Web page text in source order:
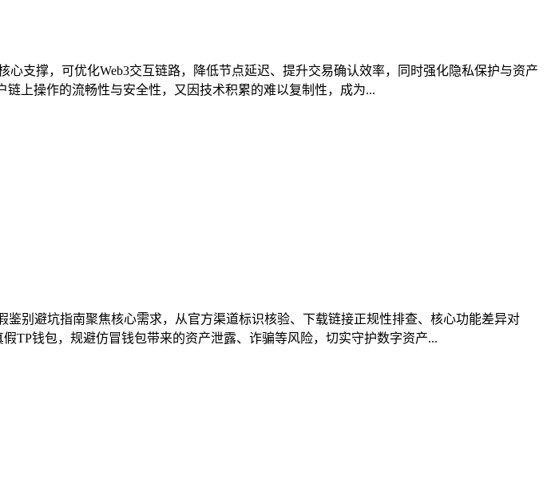
支撑，可优化Web3交互链路，降低节点延迟、提升交易确认效率，同时强化隐私保护与资产
上操作的流畅性与安全性，又因技术积累的难以复制性，成为...
别避坑指南聚焦核心需求，从官方渠道标识核验、下载链接正规性排查、核心功能差异对
TP钱包，规避仿冒钱包带来的资产泄露、诈骗等风险，切实守护数字资产...